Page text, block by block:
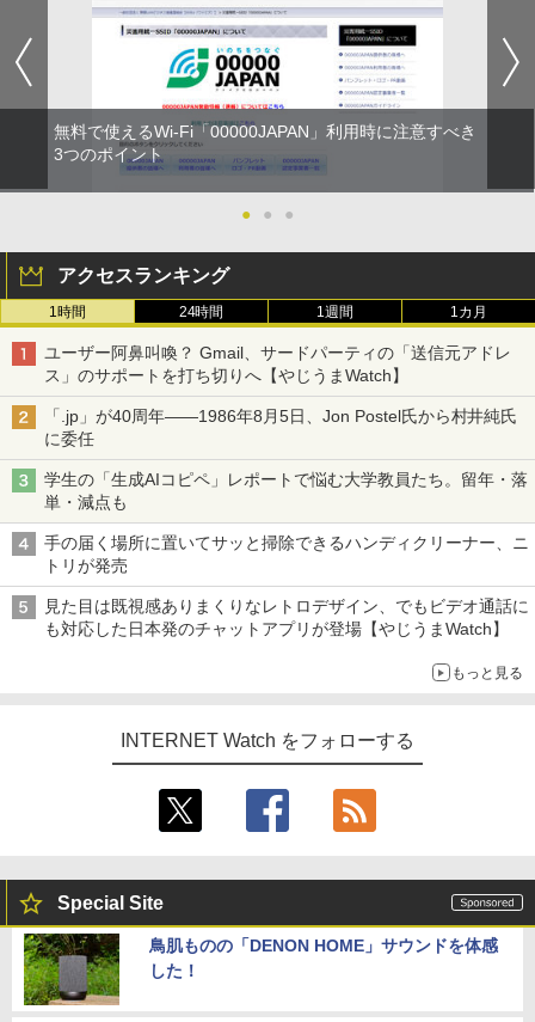
無料で使えるWi-Fi「00000JAPAN」利用時に注意すべき
3つのポイント
● ● ●
アクセスランキング
1時間 24時間 1週間 1カ月
ユーザー阿鼻叫喚？ Gmail、サードパーティの「送信元アドレ
ス」のサポートを打ち切りへ【やじうまWatch】
「.jp」が40周年――1986年8月5日、Jon Postel氏から村井純氏
に委任
学生の「生成AIコピペ」レポートで悩む大学教員たち。留年・落
単・減点も
手の届く場所に置いてサッと掃除できるハンディクリーナー、ニ
トリが発売
見た目は既視感ありまくりなレトロデザイン、でもビデオ通話に
も対応した日本発のチャットアプリが登場【やじうまWatch】
もっと見る
INTERNET Watch をフォローする
Special Site
鳥肌ものの「DENON HOME」サウンドを体感
した！